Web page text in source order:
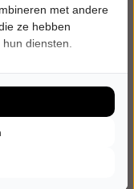
met andere
ze hebben
diensten.